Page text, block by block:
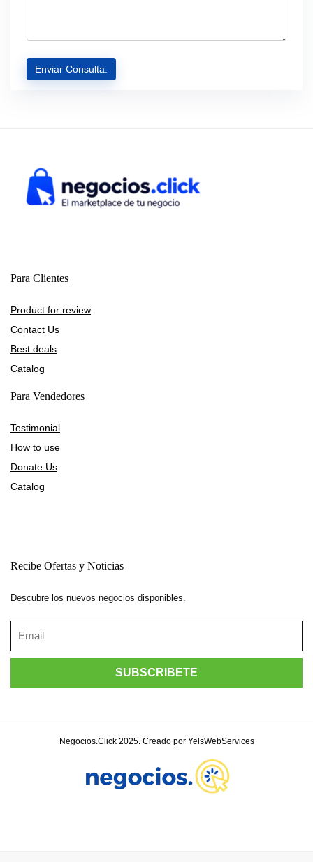
Para Clientes
Product for review
Contact Us
Best deals
Catalog
Para Vendedores
Testimonial
How to use
Donate Us
Catalog
Recibe Ofertas y Noticias
Descubre los nuevos negocios disponibles.
Negocios.Click 2025. Creado por YelsWebServices